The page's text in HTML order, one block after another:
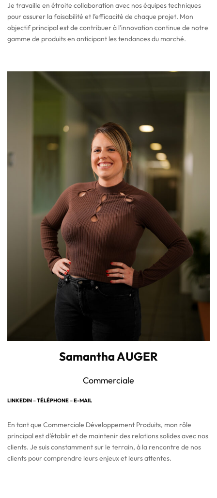
Je travaille en étroite collaboration avec nos équipes techniques
pour assurer la faisabilité et l’efficacité de chaque projet. Mon
objectif principal est de contribuer à l’innovation continue de notre
gamme de produits en anticipant les tendances du marché.
Samantha AUGER
Commerciale
LINKEDIN–TÉLÉPHONE–E-MAIL
En tant que Commerciale Développement Produits, mon rôle
principal est d’établir et de maintenir des relations solides avec nos
clients. Je suis constamment sur le terrain, à la rencontre de nos
clients pour comprendre leurs enjeux et leurs attentes.